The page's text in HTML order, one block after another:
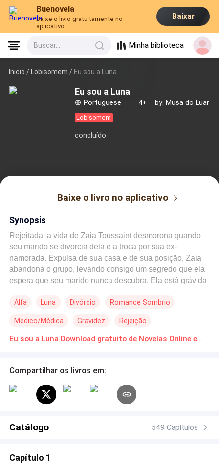
Buenovela
Baixe o livro gratuitamente no
aplicativo
Baixar
Buscar... Minha biblioteca
Inicio /Lobisomem / Eu sou a Luna
Eu sou a Luna
Portuguese · 4+ · by: Musa do Luar
Lobisomem
concluído
Baixe o livro no aplicativo
Synopsis
Rejeitada, a vida de Zaia Toussaint desmorona quando
seu marido se divorcia dela e a troca por sua ex-
namorada. Expulsa de sua casa e de sua posição, Zaia
abandona o grupo, levando consigo um segredo que ela
espera que seu marido nunca descubra. Ela está grávida
Alfa com um império multimilionário, cujo nome é bem
no mundo dos negócios.Ele tem tudo, riqueza, poder,
uma enorme matilha e, acima de tudo, a esposa perfeita.
fazendo com que Sebastian expulse cegamente sua
descobrir o segredo que ela esconde dele? Será que ele
se arrependerá da decisão que tomou ao deixá-la de
volta?
Alfa Luna Divórcio Romance Sombrio
Médico/Médica Gravidez Rejeição
Eu sou a Luna Download gratuito de Novelas Online em PDF
Compartilhar os livros em:
Catálogo 549 Capítulos
Capítulo 1